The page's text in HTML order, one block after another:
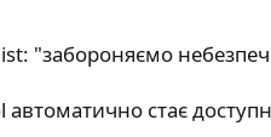
"забороняємо
стає